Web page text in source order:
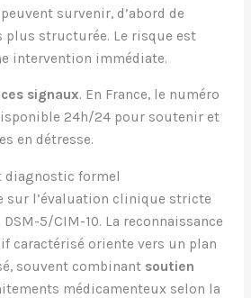
survenir, d’abord de
plus structurée. Le risque est
intervention immédiate.
signaux. En France, le numéro
24h/24 pour soutenir et
en détresse.
diagnostic formel
sur l’évaluation clinique stricte
5/CIM-10. La reconnaissance
caractérisé oriente vers un plan
souvent combinant soutien
médicamenteux selon la